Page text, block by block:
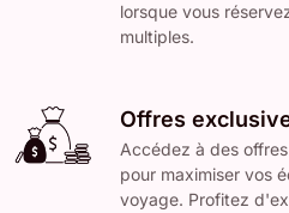
lorsque vous
multiples.
Offres
Accédez à des
pour maximiser vos
voyage. Profitez